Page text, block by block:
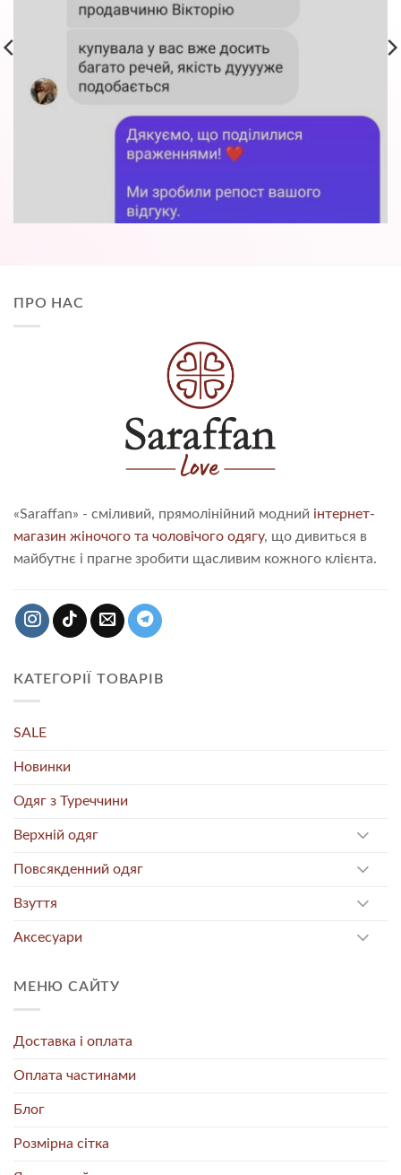
ПРО НАС
«Saraffan» - сміливий, прямолінійний модний інтернет-
магазин жіночого та чоловічого одягу, що дивиться в
майбутнє і прагне зробити щасливим кожного клієнта.
КАТЕГОРІЇ ТОВАРІВ
SALE
Новинки
Одяг з Туреччини
Верхній одяг
Повсякденний одяг
Взуття
Аксесуари
МЕНЮ САЙТУ
Доставка і оплата
Оплата частинами
Блог
Розмірна сітка